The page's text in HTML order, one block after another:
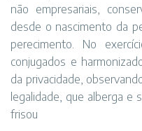
não empresariais,
desde o nascimento da
perecimento. No
conjugados e
da privacidade,
legalidade, que alberga e
frisou